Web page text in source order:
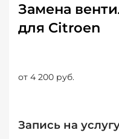
Замена
для Citroen
от 4 200 руб.
Запись на